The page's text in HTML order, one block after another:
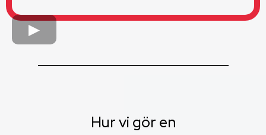
Hur vi gör en